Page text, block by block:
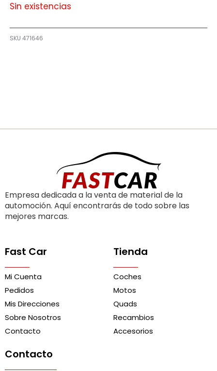
Sin existencias
SKU 471646
Empresa dedicada a la venta de material de la
automoción. Aquí encontrarás de todo sobre las
mejores marcas.
Fast Car
Mi Cuenta
Pedidos
Mis Direcciones
Sobre Nosotros
Contacto
Tienda
Coches
Motos
Quads
Recambios
Accesorios
Contacto